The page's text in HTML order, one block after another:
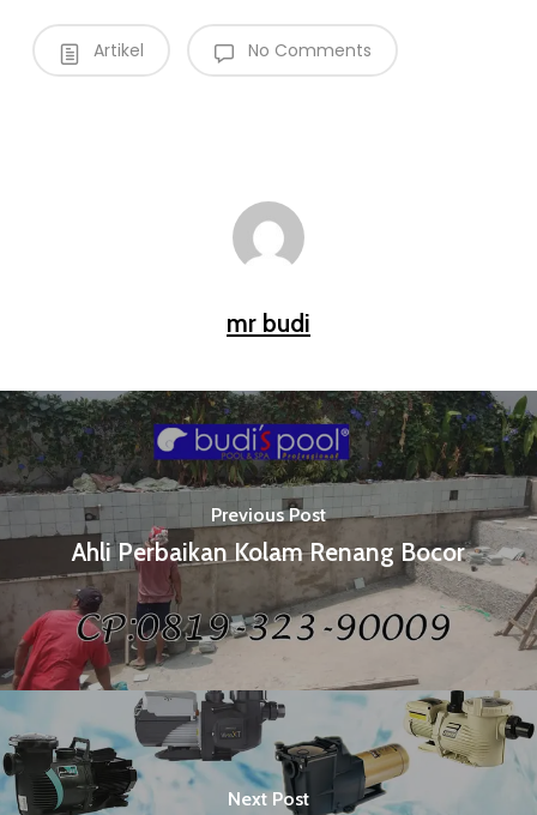
Artikel No Comments
mr budi
Previous Post
Ahli Perbaikan Kolam Renang Bocor
Next Post